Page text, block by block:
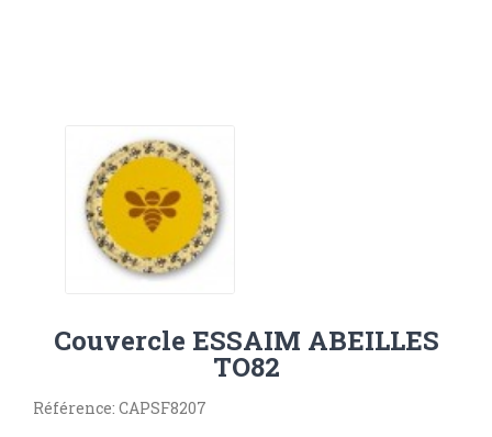
Couvercle ESSAIM ABEILLES
TO82
Référence: CAPSF8207